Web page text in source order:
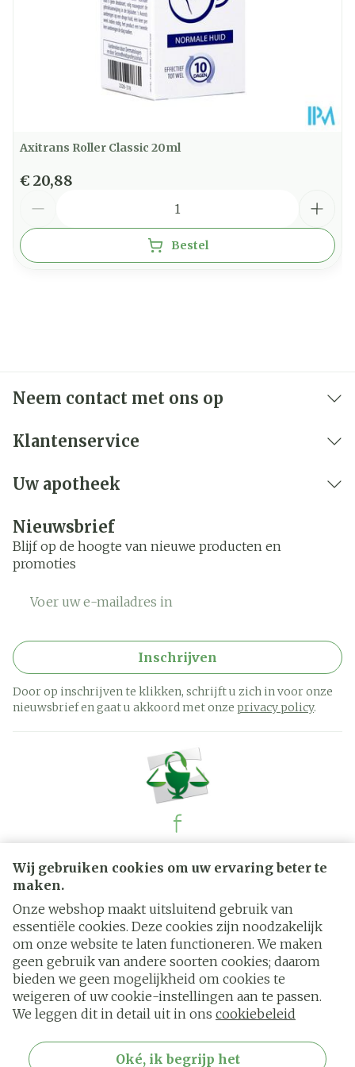
Wij gebruiken cookies om uw ervaring beter te
maken.
Onze webshop maakt uitsluitend gebruik van
essentiële cookies. Deze cookies zijn noodzakelijk
om onze website te laten functioneren. We maken
geen gebruik van andere soorten cookies; daarom
bieden we geen mogelijkheid om cookies te
weigeren of uw cookie-instellingen aan te passen.
We leggen dit in detail uit in ons cookiebeleid
Oké, ik begrijp het
Axitrans Roller Classic 20ml
€ 20,88
Bestel
Neem contact met ons op
Klantenservice
Uw apotheek
Nieuwsbrief
Blijf op de hoogte van nieuwe producten en
promoties
Inschrijven
Door op inschrijven te klikken, schrijft u zich in voor onze
nieuwsbrief en gaat u akkoord met onze privacy policy.
Juridische links